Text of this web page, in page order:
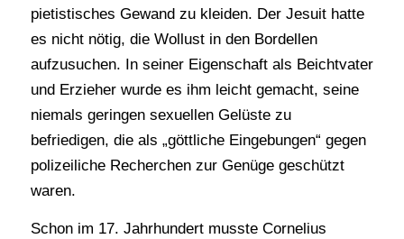
pietistisches Gewand zu kleiden. Der Jesuit hatte
es nicht nötig, die Wollust in den Bordellen
aufzusuchen. In seiner Eigenschaft als Beichtvater
und Erzieher wurde es ihm leicht gemacht, seine
niemals geringen sexuellen Gelüste zu
befriedigen, die als „göttliche Eingebungen“ gegen
polizeiliche Recherchen zur Genüge geschützt
waren.
Schon im 17. Jahrhundert musste Cornelius